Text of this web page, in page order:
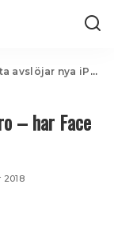
iPad Pro – har Face ID & USB-C
– har Face